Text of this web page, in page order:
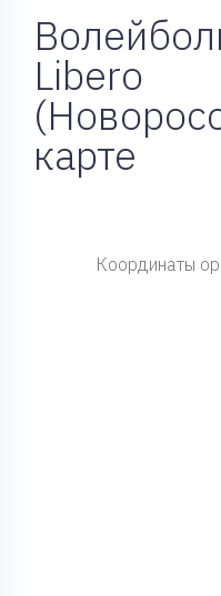
Libero
карте
Координаты